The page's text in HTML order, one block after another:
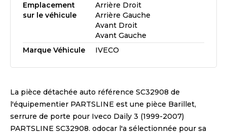
Emplacement
sur le véhicule
Arrière Droit
Arrière Gauche
Avant Droit
Avant Gauche
Marque Véhicule
IVECO
La pièce détachée auto référence SC32908 de
l'équipementier PARTSLINE est une pièce Barillet,
serrure de porte pour Iveco Daily 3 (1999-2007)
PARTSLINE SC32908. odocar l'a sélectionnée pour sa